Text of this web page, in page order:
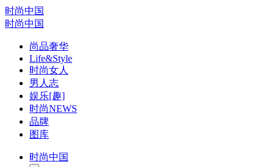
时尚中国
时尚中国
尚品奢华
Life&Style
时尚女人
男人志
娱乐[趣]
时尚NEWS
品牌
图库
时尚中国